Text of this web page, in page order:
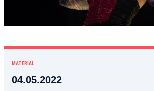
MATERIAŁ
04.05.2022